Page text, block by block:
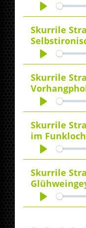
Play
Skurrile
Play
Skurrile
Play
Skurrile
im Funkloch
Play
Skurrile
Play